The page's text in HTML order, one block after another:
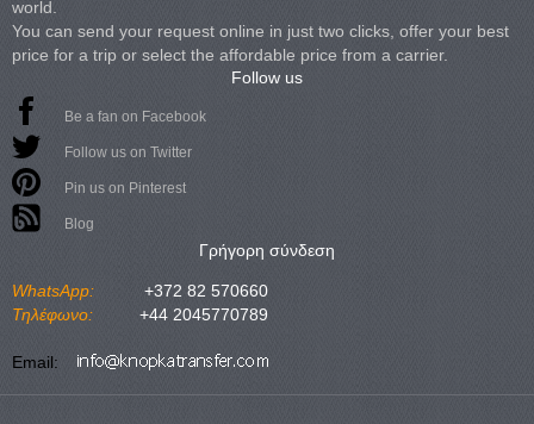
world.
You can send your request online in just two clicks, offer your best
price for a trip or select the affordable price from a carrier.
Follow us
Be a fan on Facebook
Follow us on Twitter
Pin us on Pinterest
Blog
Γρήγορη σύνδεση
WhatsApp:
+372 82 570660
Τηλέφωνο:
+44 2045770789
Email: